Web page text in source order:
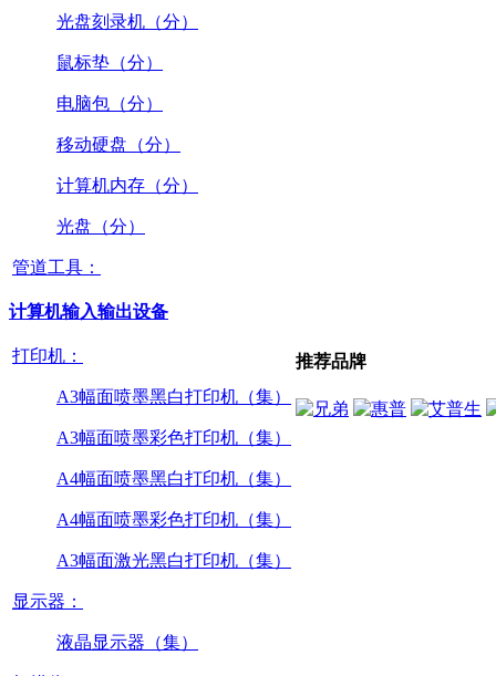
光盘刻录机（分）
鼠标垫（分）
电脑包（分）
移动硬盘（分）
计算机内存（分）
光盘（分）
管道工具：
计算机输入输出设备
打印机：
A3幅面喷墨黑白打印机（集）
A3幅面喷墨彩色打印机（集）
A4幅面喷墨黑白打印机（集）
A4幅面喷墨彩色打印机（集）
A3幅面激光黑白打印机（集）
显示器：
液晶显示器（集）
推荐品牌